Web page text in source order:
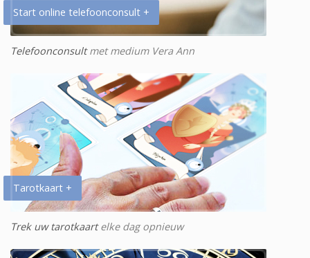
Start online telefoonconsult +
Telefoonconsultmet medium Vera Ann
Tarotkaart +
Trek uw tarotkaartelke dag opnieuw